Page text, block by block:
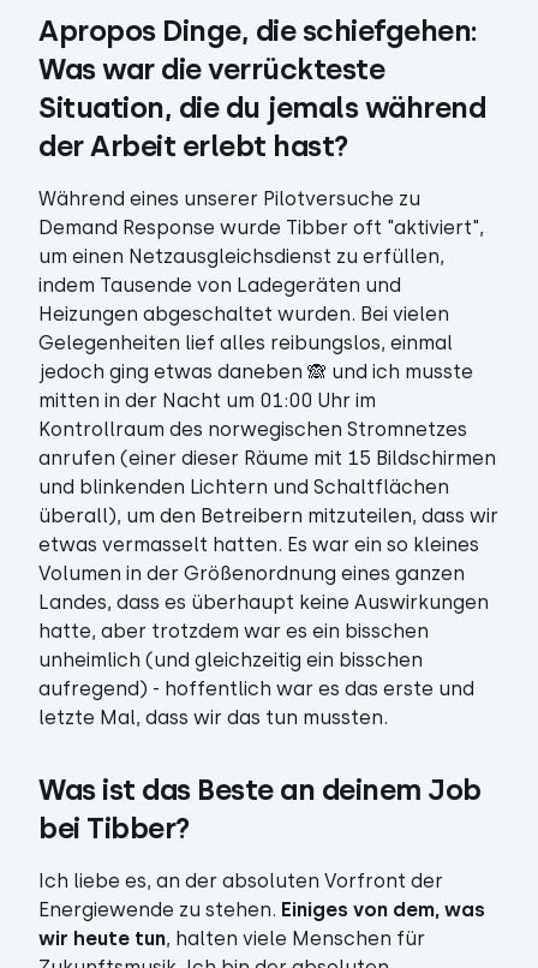
Apropos Dinge, die schiefgehen:
Was war die verrückteste
Situation, die du jemals während
der Arbeit erlebt hast?
Während eines unserer Pilotversuche zu
Demand Response wurde Tibber oft "aktiviert",
um einen Netzausgleichsdienst zu erfüllen,
indem Tausende von Ladegeräten und
Heizungen abgeschaltet wurden. Bei vielen
Gelegenheiten lief alles reibungslos, einmal
jedoch ging etwas daneben 🙈 und ich musste
mitten in der Nacht um 01:00 Uhr im
Kontrollraum des norwegischen Stromnetzes
anrufen (einer dieser Räume mit 15 Bildschirmen
und blinkenden Lichtern und Schaltflächen
überall), um den Betreibern mitzuteilen, dass wir
etwas vermasselt hatten. Es war ein so kleines
Volumen in der Größenordnung eines ganzen
Landes, dass es überhaupt keine Auswirkungen
hatte, aber trotzdem war es ein bisschen
unheimlich (und gleichzeitig ein bisschen
aufregend) - hoffentlich war es das erste und
letzte Mal, dass wir das tun mussten.
Was ist das Beste an deinem Job
bei Tibber?
Ich liebe es, an der absoluten Vorfront der
Energiewende zu stehen. Einiges von dem, was
wir heute tun, halten viele Menschen für